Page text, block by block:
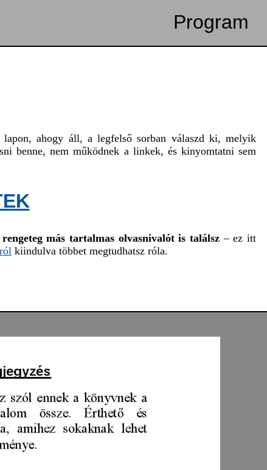
Program
ahogy áll, a legfelső sorban válaszd ki, melyik
benne, nem működnek a linkek, és kinyomtatni sem
rengeteg más tartalmas olvasnivalót is találsz – ez itt
kiindulva többet megtudhatsz róla.